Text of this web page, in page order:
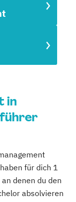
in
für dich 1
denen du den
absolvieren